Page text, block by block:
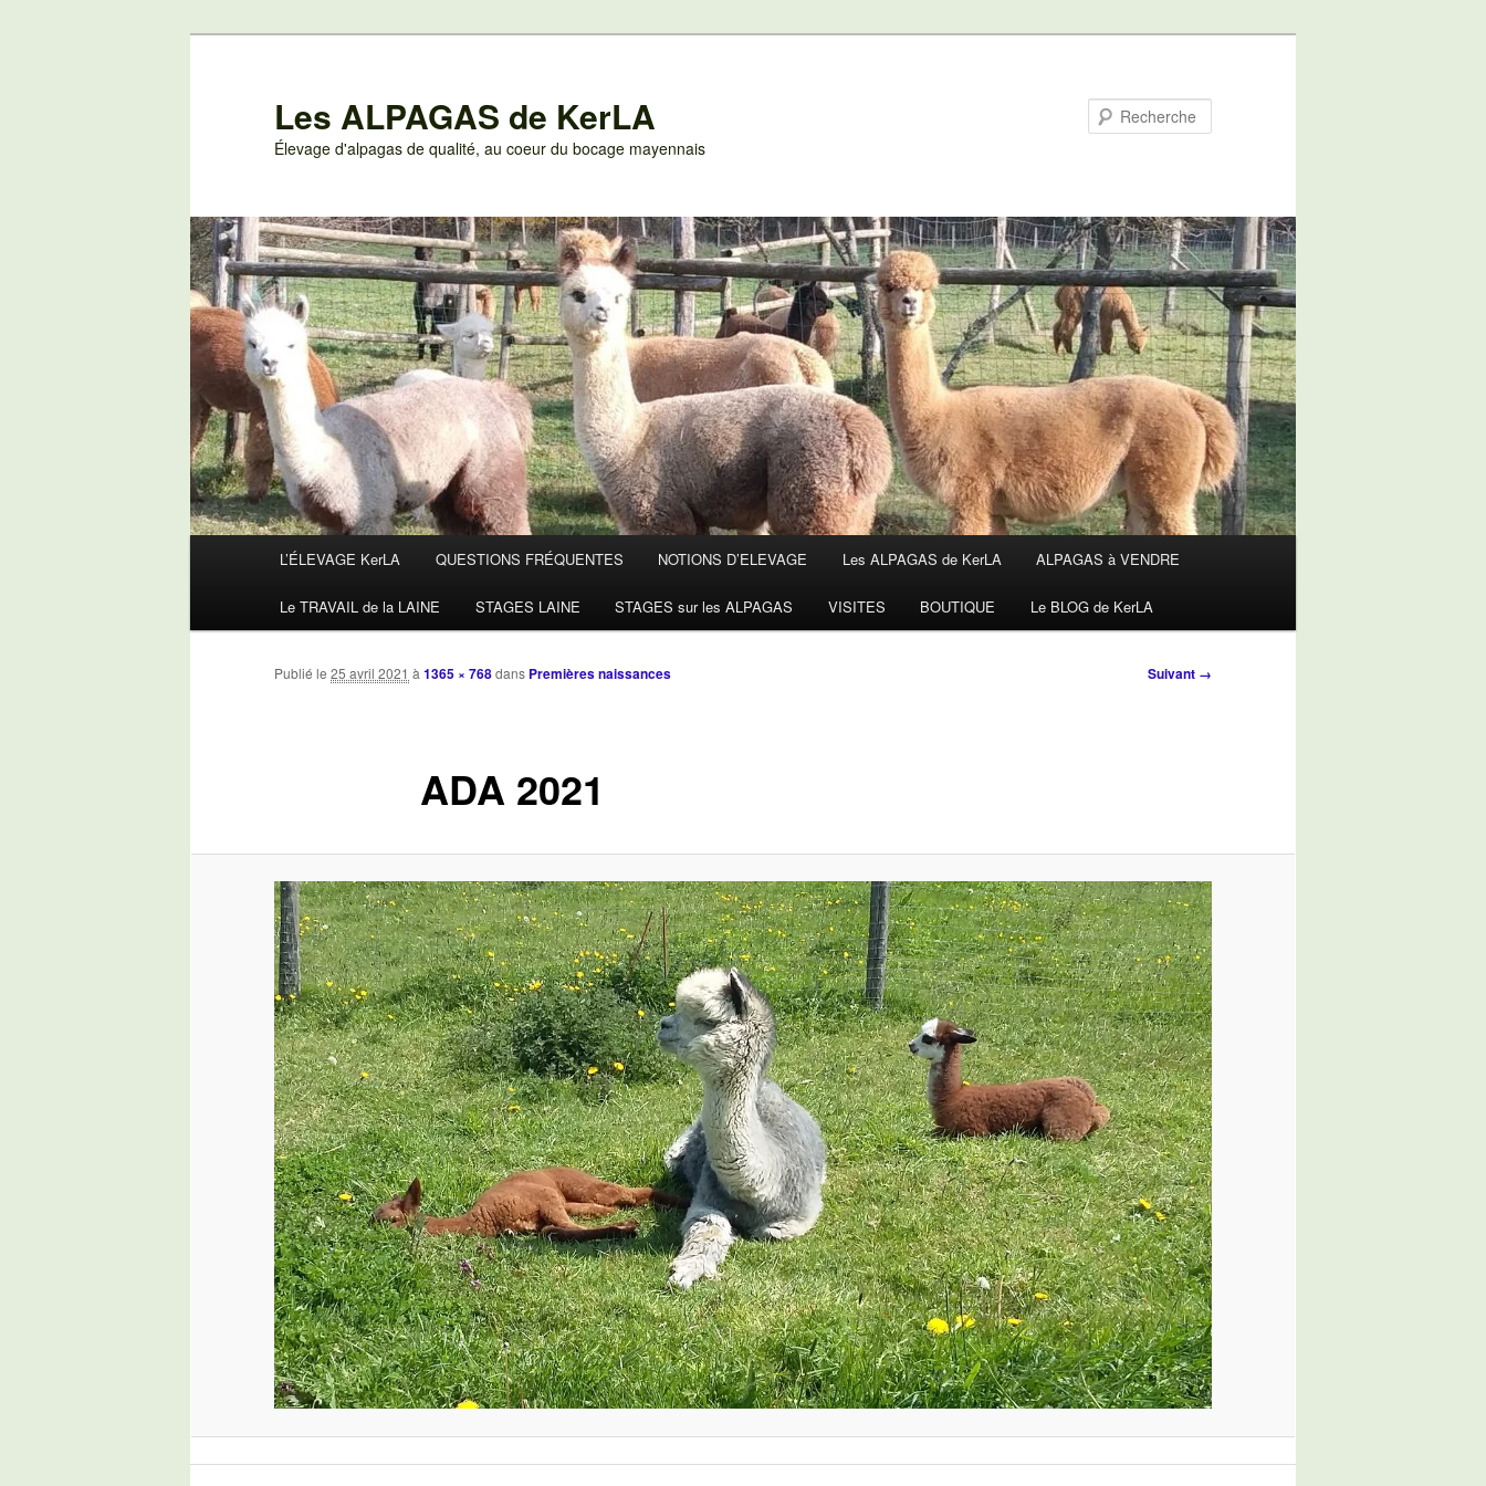
Les ALPAGAS de KerLA
Élevage d'alpagas de qualité, au coeur du bocage mayennais
L’ÉLEVAGE KerLA QUESTIONS FRÉQUENTES NOTIONS D’ELEVAGE Les ALPAGAS de KerLA ALPAGAS à VENDRE
Le TRAVAIL de la LAINE STAGES LAINE STAGES sur les ALPAGAS VISITES BOUTIQUE Le BLOG de KerLA
Navigation
Suivant →
ADA 2021
Publié le 25 avril 2021 à1365 × 768dans Premières naissances